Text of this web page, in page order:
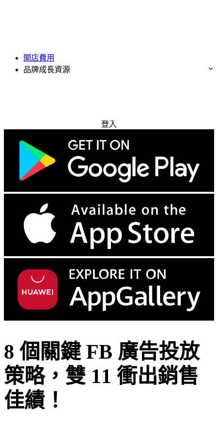
開店費用
品牌成長資源
登入
8 個關鍵 FB 廣告投放
策略，雙 11 衝出銷售
佳績！